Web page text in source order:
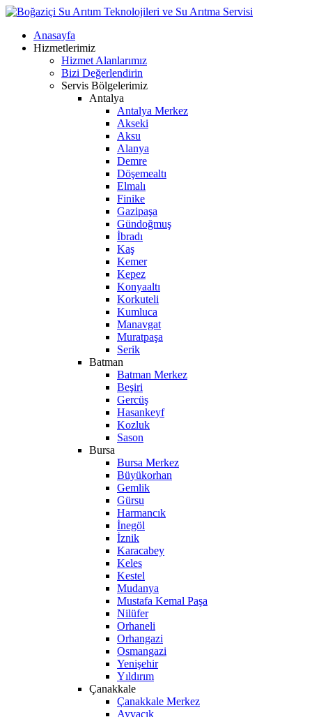
Anasayfa
Hizmetlerimiz
Hizmet Alanlarımız
Bizi Değerlendirin
Servis Bölgelerimiz
Antalya
Antalya Merkez
Akseki
Aksu
Alanya
Demre
Döşemealtı
Elmalı
Finike
Gazipaşa
Gündoğmuş
İbradı
Kaş
Kemer
Kepez
Konyaaltı
Korkuteli
Kumluca
Manavgat
Muratpaşa
Serik
Batman
Batman Merkez
Beşiri
Gercüş
Hasankeyf
Kozluk
Sason
Bursa
Bursa Merkez
Büyükorhan
Gemlik
Gürsu
Harmancık
İnegöl
İznik
Karacabey
Keles
Kestel
Mudanya
Mustafa Kemal Paşa
Nilüfer
Orhaneli
Orhangazi
Osmangazi
Yenişehir
Yıldırım
Çanakkale
Çanakkale Merkez
Ayvacık